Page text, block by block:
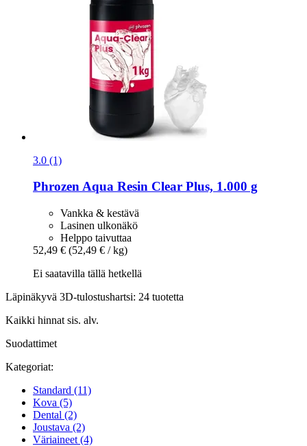
3.0 (1)
PhrozenAqua Resin Clear Plus, 1.000 g
Vankka & kestävä
Lasinen ulkonäkö
Helppo taivuttaa
52,49 € (52,49 € / kg)
Ei saatavilla tällä hetkellä
Läpinäkyvä 3D-tulostushartsi: 24 tuotetta
Kaikki hinnat sis. alv.
Suodattimet
Kategoriat:
Standard (11)
Kova (5)
Dental (2)
Joustava (2)
Väriaineet (4)